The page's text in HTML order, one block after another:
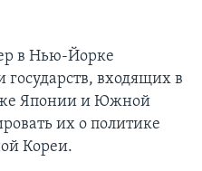
в Нью-Йорке
государств, входящих в
Японии и Южной
их о политике
Кореи.